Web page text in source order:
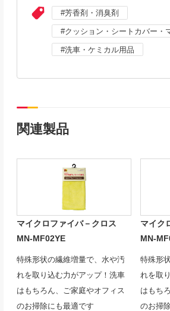
芳香剤・消臭剤
クッション・シートカバー・
洗車・ケミカル用品
関連製品
マイクロファイバ－クロス
MN-MF02YE
特殊形状の繊維増量で、水や汚
れを取り込む力がアップ！洗車
はもちろん、ご家庭やオフィス
のお掃除にも最適です
マイク
MN-
特殊形
れを取
はもち
のお掃